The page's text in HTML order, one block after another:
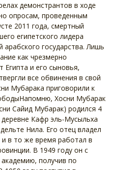
демонстрантов в ходе
опросам, проведенным
2011 года, смертный
египетского лидера
государства. Лишь
как чрезмерно
Египта и его сыновья,
все обвинения в свой
Мубарака приговорили к
Хосни Мубарак
Сайид Мубарак) родился 4
Кафр эль-Мусыльха
Нила. Его отец владел
в то же время работал в
В 1949 году он с
получив по